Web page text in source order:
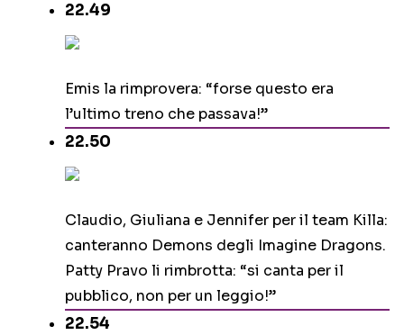
22.49
Emis la rimprovera: “forse questo era
l’ultimo treno che passava!”
22.50
Claudio, Giuliana e Jennifer per il team Killa:
canteranno Demons degli Imagine Dragons.
Patty Pravo li rimbrotta: “si canta per il
pubblico, non per un leggio!”
22.54